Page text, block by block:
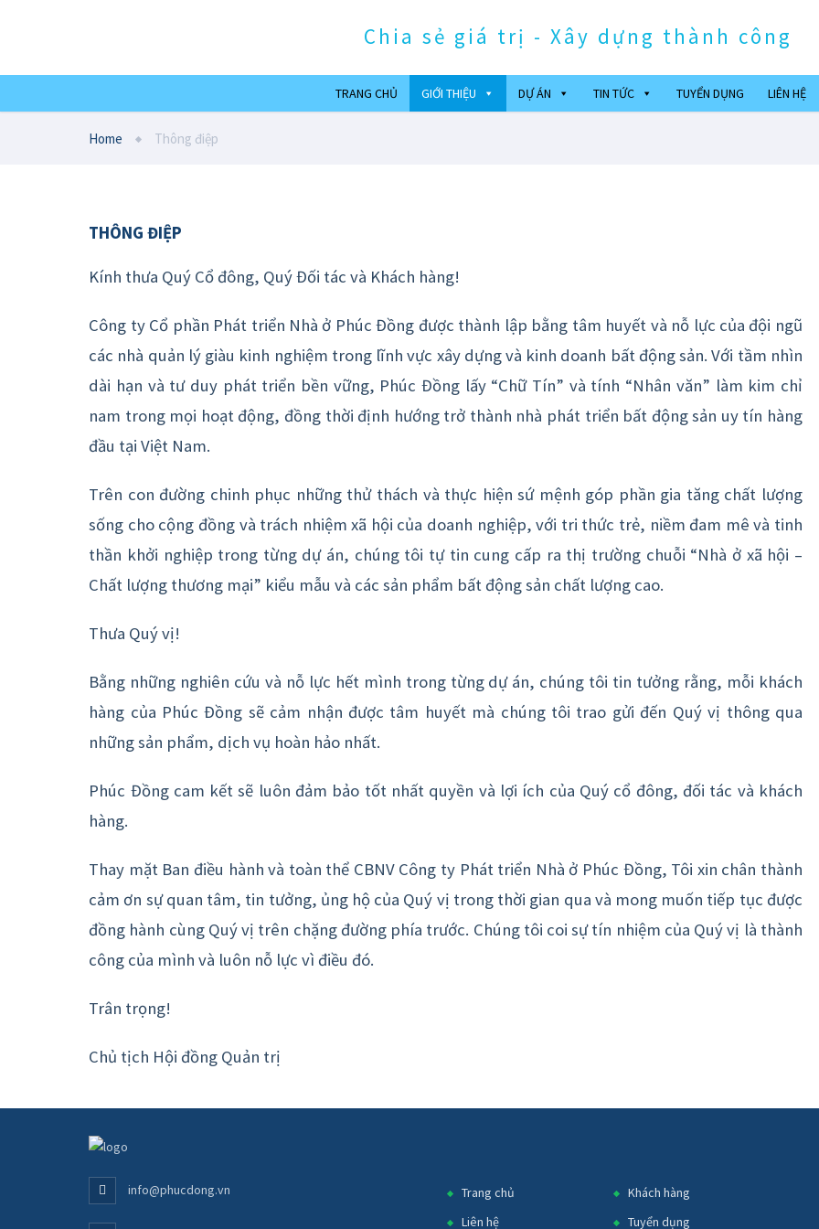
Chia sẻ giá trị - Xây dựng thành công
TRANG CHỦ GIỚI THIỆU DỰ ÁN TIN TỨC TUYỂN DỤNG LIÊN HỆ
Home Thông điệp
THÔNG ĐIỆP
Kính thưa Quý Cổ đông, Quý Đối tác và Khách hàng!
Công ty Cổ phần Phát triển Nhà ở Phúc Đồng được thành lập bằng tâm huyết và nỗ lực của đội ngũ
các nhà quản lý giàu kinh nghiệm trong lĩnh vực xây dựng và kinh doanh bất động sản. Với tầm nhìn
dài hạn và tư duy phát triển bền vững, Phúc Đồng lấy “Chữ Tín” và tính “Nhân văn” làm kim chỉ
nam trong mọi hoạt động, đồng thời định hướng trở thành nhà phát triển bất động sản uy tín hàng
đầu tại Việt Nam.
Trên con đường chinh phục những thử thách và thực hiện sứ mệnh góp phần gia tăng chất lượng
sống cho cộng đồng và trách nhiệm xã hội của doanh nghiệp, với tri thức trẻ, niềm đam mê và tinh
thần khởi nghiệp trong từng dự án, chúng tôi tự tin cung cấp ra thị trường chuỗi “Nhà ở xã hội –
Chất lượng thương mại” kiểu mẫu và các sản phẩm bất động sản chất lượng cao.
Thưa Quý vị!
Bằng những nghiên cứu và nỗ lực hết mình trong từng dự án, chúng tôi tin tưởng rằng, mỗi khách
hàng của Phúc Đồng sẽ cảm nhận được tâm huyết mà chúng tôi trao gửi đến Quý vị thông qua
những sản phẩm, dịch vụ hoàn hảo nhất.
Phúc Đồng cam kết sẽ luôn đảm bảo tốt nhất quyền và lợi ích của Quý cổ đông, đối tác và khách
hàng.
Thay mặt Ban điều hành và toàn thể CBNV Công ty Phát triển Nhà ở Phúc Đồng, Tôi xin chân thành
cảm ơn sự quan tâm, tin tưởng, ủng hộ của Quý vị trong thời gian qua và mong muốn tiếp tục được
đồng hành cùng Quý vị trên chặng đường phía trước. Chúng tôi coi sự tín nhiệm của Quý vị là thành
công của mình và luôn nỗ lực vì điều đó.
Trân trọng!
Chủ tịch Hội đồng Quản trị
info@phucdong.vn Trang chủ
Khách hàng
Liên hệ
Tuyển dụng